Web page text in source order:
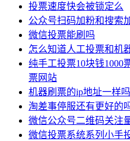
投票速度快会被锁定么
公众号扫码加粉和搜索
微信投票能刷吗
怎么知道人工投票和机
纯手工投票10块钱1000
票网站
机器刷票的ip地址一样吗
淘差事停服还有更好的
微信公众号二维码关注
微信投票系统系列小手